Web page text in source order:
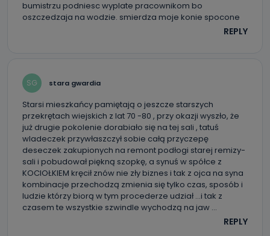
bumistrzu podniesc wyplate pracownikom bo
oszczedzaja na wodzie. smierdza moje konie spocone
REPLY
SG stara gwardia
Starsi mieszkańcy pamiętają o jeszcze starszych
przekrętach wiejskich z lat 70 -80 , przy okazji wyszło, że
już drugie pokolenie dorabiało się na tej sali , tatuś
wladeczek przywłaszczył sobie całą przyczepę
deseczek zakupionych na remont podłogi starej remizy-
sali i pobudował piękną szopkę, a synuś w spółce z
KOCIOŁKIEM kręcił znów nie zły biznes i tak z ojca na syna
kombinacje przechodzą zmienia się tylko czas, sposób i
ludzie którzy biorą w tym procederze udział …i tak z
czasem te wszystkie szwindle wychodzą na jaw …
REPLY